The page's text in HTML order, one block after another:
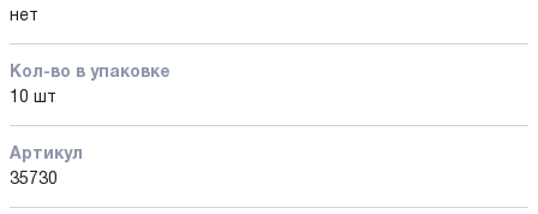
нет
Кол-во в упаковке
10 шт
Артикул
35730